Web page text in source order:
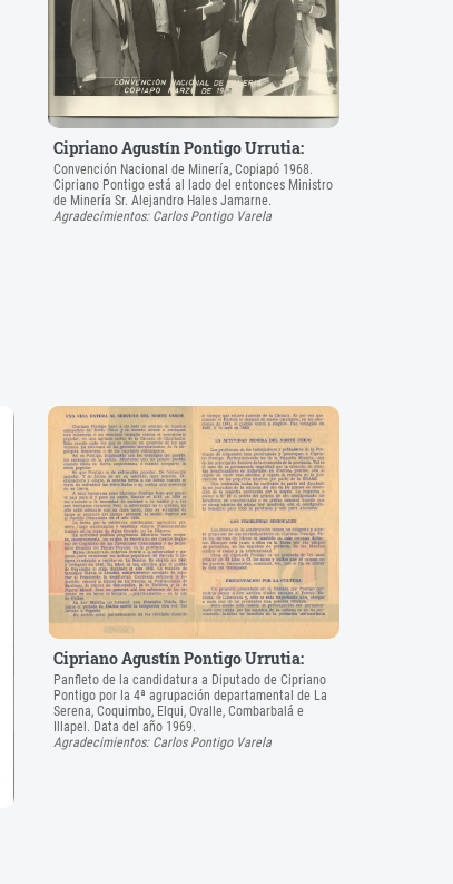
Cipriano Agustín Pontigo Urrutia:
Convención Nacional de Minería, Copiapó 1968.
Cipriano Pontigo está al lado del entonces Ministro
de Minería Sr. Alejandro Hales Jamarne.
Agradecimientos: Carlos Pontigo Varela
Cipriano Agustín Pontigo Urrutia:
Panfleto de la candidatura a Diputado de Cipriano
Pontigo por la 4ª agrupación departamental de La
Serena, Coquimbo, Elqui, Ovalle, Combarbalá e
Illapel. Data del año 1969.
Agradecimientos: Carlos Pontigo Varela